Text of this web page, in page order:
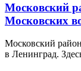
Московский
Московских
Московский
в Ленинград.